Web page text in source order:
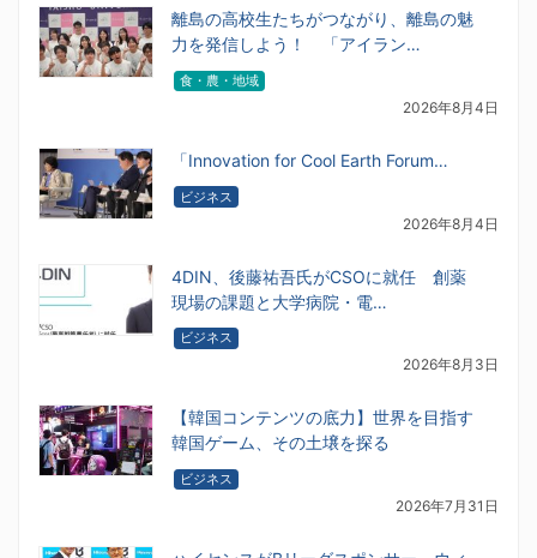
離島の高校生たちがつながり、離島の魅
力を発信しよう！ 「アイラン…
食・農・地域
2026年8月4日
「Innovation for Cool Earth Forum…
ビジネス
2026年8月4日
4DIN、後藤祐吾氏がCSOに就任 創薬
現場の課題と大学病院・電…
ビジネス
2026年8月3日
【韓国コンテンツの底力】世界を目指す
韓国ゲーム、その土壌を探る
ビジネス
2026年7月31日